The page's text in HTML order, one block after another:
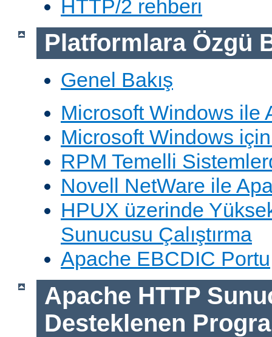
HTTP/2 rehberi
Platformlara Özgü
Genel Bakış
Microsoft Windows ile
Microsoft Windows
RPM Temelli
Novell NetWare ile
HPUX üzerinde
Sunucusu Çalıştırma
Apache EBCDIC Portu
Apache HTTP
Desteklenen